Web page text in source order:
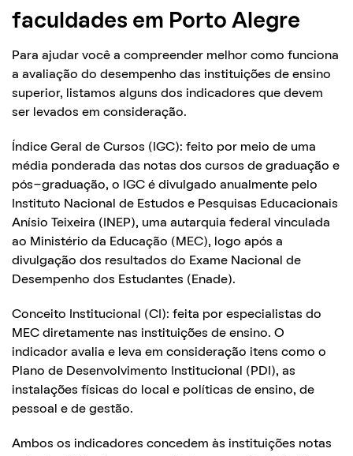
faculdades em Porto Alegre
Para ajudar você a compreender melhor como funciona
a avaliação do desempenho das instituições de ensino
superior, listamos alguns dos indicadores que devem
ser levados em consideração.
Índice Geral de Cursos (IGC): feito por meio de uma
média ponderada das notas dos cursos de graduação e
pós-graduação, o IGC é divulgado anualmente pelo
Instituto Nacional de Estudos e Pesquisas Educacionais
Anísio Teixeira (INEP), uma autarquia federal vinculada
ao Ministério da Educação (MEC), logo após a
divulgação dos resultados do Exame Nacional de
Desempenho dos Estudantes (Enade).
Conceito Institucional (CI): feita por especialistas do
MEC diretamente nas instituições de ensino. O
indicador avalia e leva em consideração itens como o
Plano de Desenvolvimento Institucional (PDI), as
instalações físicas do local e políticas de ensino, de
pessoal e de gestão.
Ambos os indicadores concedem às instituições notas